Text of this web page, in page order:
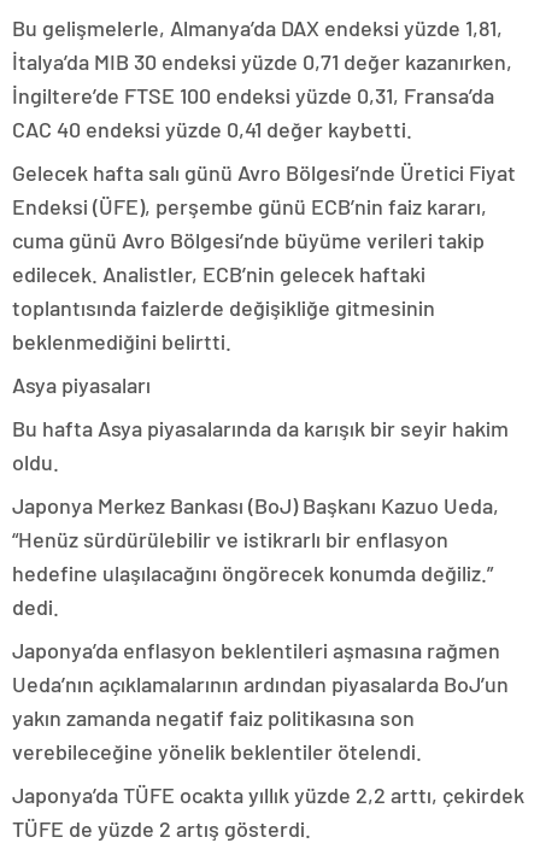
Bu gelişmelerle, Almanya’da DAX endeksi yüzde 1,81,
İtalya’da MIB 30 endeksi yüzde 0,71 değer kazanırken,
İngiltere’de FTSE 100 endeksi yüzde 0,31, Fransa’da
CAC 40 endeksi yüzde 0,41 değer kaybetti.
Gelecek hafta salı günü Avro Bölgesi’nde Üretici Fiyat
Endeksi (ÜFE), perşembe günü ECB’nin faiz kararı,
cuma günü Avro Bölgesi’nde büyüme verileri takip
edilecek. Analistler, ECB’nin gelecek haftaki
toplantısında faizlerde değişikliğe gitmesinin
beklenmediğini belirtti.
Asya piyasaları
Bu hafta Asya piyasalarında da karışık bir seyir hakim
oldu.
Japonya Merkez Bankası (BoJ) Başkanı Kazuo Ueda,
“Henüz sürdürülebilir ve istikrarlı bir enflasyon
hedefine ulaşılacağını öngörecek konumda değiliz.”
dedi.
Japonya’da enflasyon beklentileri aşmasına rağmen
Ueda’nın açıklamalarının ardından piyasalarda BoJ’un
yakın zamanda negatif faiz politikasına son
verebileceğine yönelik beklentiler ötelendi.
Japonya’da TÜFE ocakta yıllık yüzde 2,2 arttı, çekirdek
TÜFE de yüzde 2 artış gösterdi.